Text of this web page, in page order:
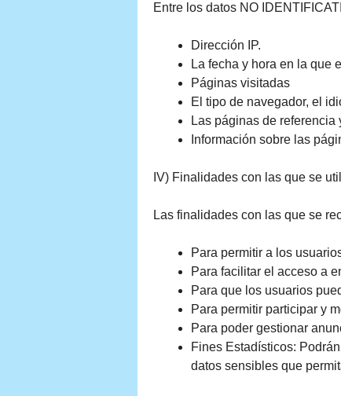
Entre los datos NO
Dirección IP.
La fecha y hora en la que
Páginas visitadas
El tipo de navegador, el
Las páginas de
Información sobre las
IV) Finalidades con las que se
Las finalidades con las que se
Para permitir a los
Para facilitar el acceso a
Para que los usuarios
Para permitir participar y
Para poder gestionar
Fines Estadísticos:
datos sensibles que